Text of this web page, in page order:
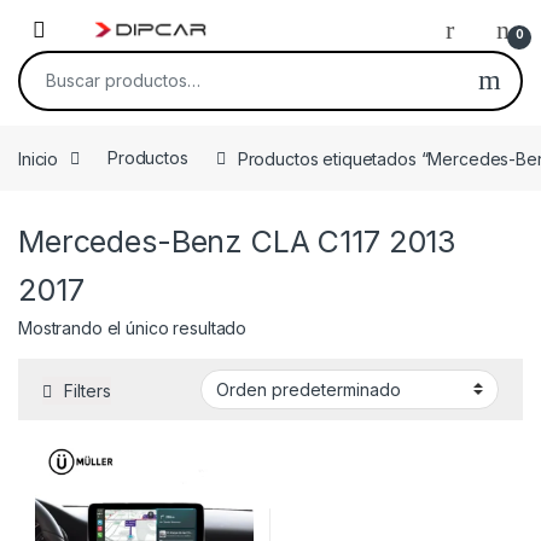
0
Buscar por:
Inicio Productos Productos etiquetados “Mercedes-
Mercedes-Benz CLA C117 2013
2017
Mostrando el único resultado
Filters